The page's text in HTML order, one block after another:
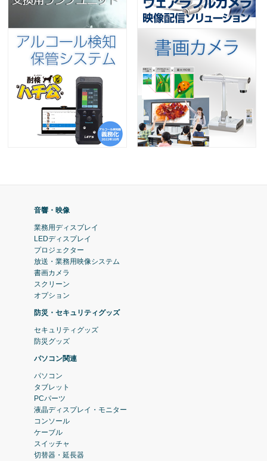
音響・映像
業務用ディスプレイ
LEDディスプレイ
プロジェクター
放送・業務用映像システム
書画カメラ
スクリーン
オプション
防災・セキュリティグッズ
セキュリティグッズ
防災グッズ
パソコン関連
パソコン
タブレット
PCパーツ
液晶ディスプレイ・モニター
コンソール
ケーブル
スイッチャ
切替器・延長器